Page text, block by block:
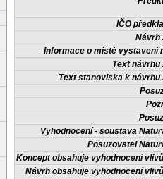
IČO
Návrh
Informace o místě vystavení
Text návrhu
Text stanoviska k návrhu
Vyhodnocení - soustava
Posuzovatel
Koncept obsahuje vyhodnocení
Návrh obsahuje vyhodnocení